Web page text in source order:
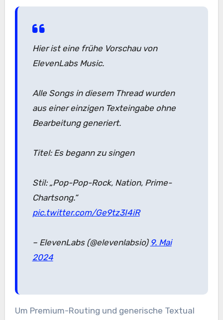
Hier ist eine frühe Vorschau von
ElevenLabs Music.
Alle Songs in diesem Thread wurden
aus einer einzigen Texteingabe ohne
Bearbeitung generiert.
Titel: Es begann zu singen
Stil: „Pop-Pop-Rock, Nation, Prime-
Chartsong.“
pic.twitter.com/Ge9tz3I4iR
– ElevenLabs (@elevenlabsio) 9. Mai
2024
Um Premium-Routing und generische Textual